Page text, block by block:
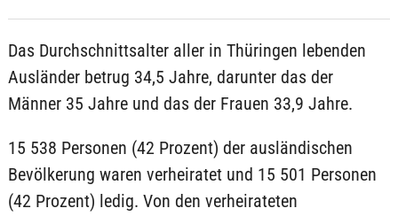
Das Durchschnittsalter aller in Thüringen lebenden
Ausländer betrug 34,5 Jahre, darunter das der
Männer 35 Jahre und das der Frauen 33,9 Jahre.
15 538 Personen (42 Prozent) der ausländischen
Bevölkerung waren verheiratet und 15 501 Personen
(42 Prozent) ledig. Von den verheirateten